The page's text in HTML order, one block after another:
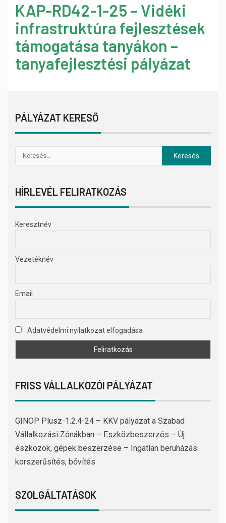
KAP-RD42-1-25 – Vidéki
infrastruktúra fejlesztések
támogatása tanyákon –
tanyafejlesztési pályázat
PÁLYÁZAT KERESŐ
HÍRLEVÉL FELIRATKOZÁS
Keresztnév
Vezetéknév
Email
Adatvédelmi nyilatkozat elfogadása
FRISS VÁLLALKOZÓI PÁLYÁZAT
GINOP Plusz-1.2.4-24 – KKV pályázat a Szabad
Vállalkozási Zónákban – Eszközbeszerzés – Új
eszközök, gépek beszerzése – Ingatlan beruházás:
korszerűsítés, bővítés
SZOLGÁLTATÁSOK